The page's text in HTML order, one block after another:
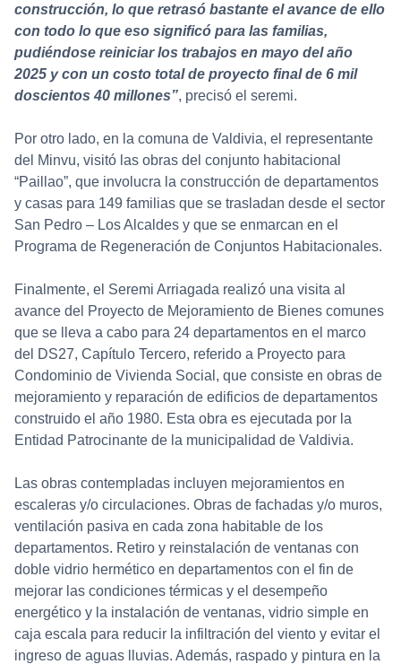
construcción, lo que retrasó bastante el avance de ello
con todo lo que eso significó para las familias,
pudiéndose reiniciar los trabajos en mayo del año
2025 y con un costo total de proyecto final de 6 mil
doscientos 40 millones”, precisó el seremi.
Por otro lado, en la comuna de Valdivia, el representante
del Minvu, visitó las obras del conjunto habitacional
“Paillao”, que involucra la construcción de departamentos
y casas para 149 familias que se trasladan desde el sector
San Pedro – Los Alcaldes y que se enmarcan en el
Programa de Regeneración de Conjuntos Habitacionales.
Finalmente, el Seremi Arriagada realizó una visita al
avance del Proyecto de Mejoramiento de Bienes comunes
que se lleva a cabo para 24 departamentos en el marco
del DS27, Capítulo Tercero, referido a Proyecto para
Condominio de Vivienda Social, que consiste en obras de
mejoramiento y reparación de edificios de departamentos
construido el año 1980. Esta obra es ejecutada por la
Entidad Patrocinante de la municipalidad de Valdivia.
Las obras contempladas incluyen mejoramientos en
escaleras y/o circulaciones. Obras de fachadas y/o muros,
ventilación pasiva en cada zona habitable de los
departamentos. Retiro y reinstalación de ventanas con
doble vidrio hermético en departamentos con el fin de
mejorar las condiciones térmicas y el desempeño
energético y la instalación de ventanas, vidrio simple en
caja escala para reducir la infiltración del viento y evitar el
ingreso de aguas lluvias. Además, raspado y pintura en la